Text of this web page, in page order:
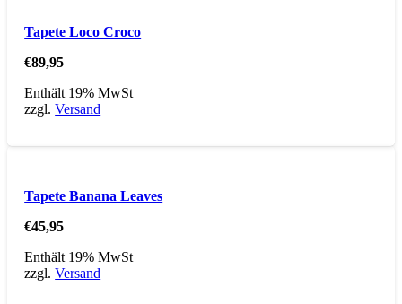
Tapete Loco Croco
€89,95
Enthält 19% MwSt
zzgl.Versand
Tapete Banana Leaves
€45,95
Enthält 19% MwSt
zzgl.Versand